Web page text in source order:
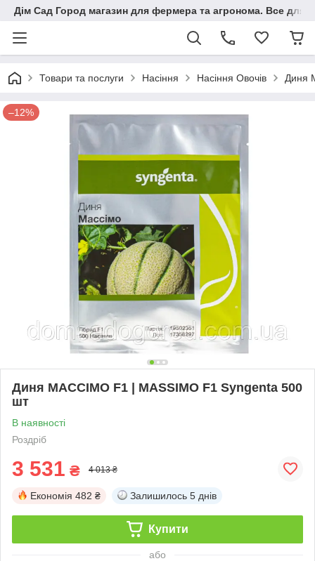
Дім Сад Город магазин для фермера та агронома. Все для
Товари та послуги Насіння Насіння Овочів Диня
–12%
Диня МАССІМО F1 | MASSIMO F1 Syngenta 500
шт
В наявності
Роздріб
3 531 ₴ 4 013 ₴
Економія 482 ₴ Залишилось 5 днів
Купити
або